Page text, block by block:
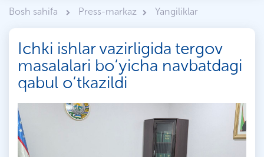
Bosh sahifa Press-markaz Yangiliklar
Ichki ishlar vazirligida tergov
masalalari bo‘yicha navbatdagi
qabul o‘tkazildi